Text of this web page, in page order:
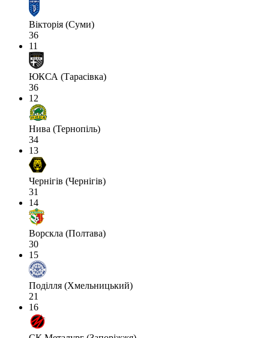
Вікторія (Суми)
36
11
ЮКСА (Тарасівка)
36
12
Нива (Тернопіль)
34
13
Чернігів (Чернігів)
31
14
Ворскла (Полтава)
30
15
Поділля (Хмельницький)
21
16